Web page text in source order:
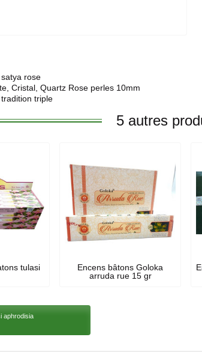
rose
Cristal, Quartz Rose perles 10mm
triple
5 autres
tulasi
Encens bâtons Goloka
arruda rue 15 gr
aphrodisia